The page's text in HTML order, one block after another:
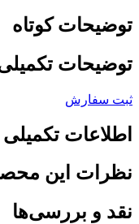
توضیحات کوتاه
توضیحات
ثبت سفارش
اطلاعات
نظرات این
نقد و بررسی‌ها